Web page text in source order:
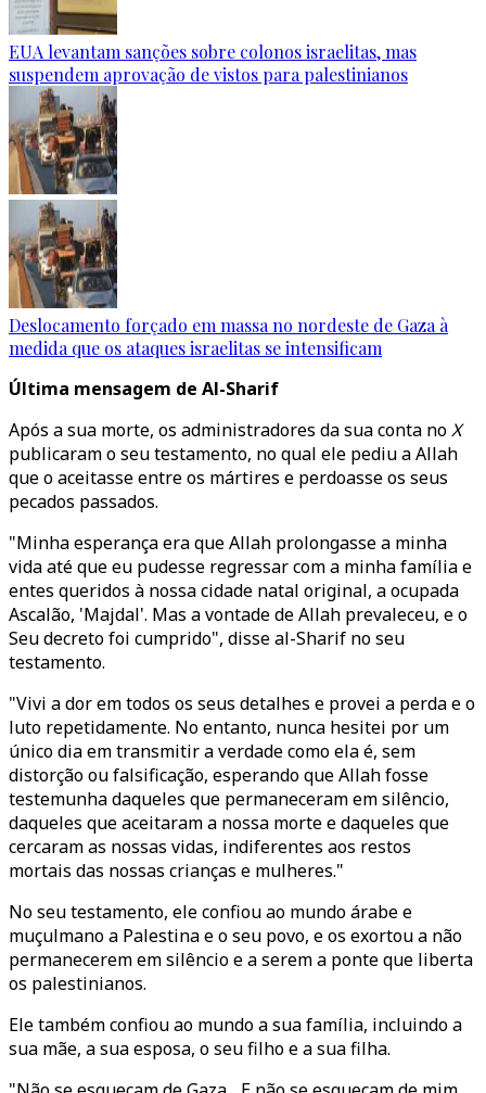
EUA levantam sanções sobre colonos israelitas, mas
suspendem aprovação de vistos para palestinianos
Deslocamento forçado em massa no nordeste de Gaza à
medida que os ataques israelitas se intensificam
Última mensagem de Al-Sharif
Após a sua morte, os administradores da sua conta noX
publicaram o seu testamento, no qual ele pediu a Allah
que o aceitasse entre os mártires e perdoasse os seus
pecados passados.
"Minha esperança era que Allah prolongasse a minha
vida até que eu pudesse regressar com a minha família e
entes queridos à nossa cidade natal original, a ocupada
Ascalão, 'Majdal'. Mas a vontade de Allah prevaleceu, e o
Seu decreto foi cumprido", disse al-Sharif no seu
testamento.
"Vivi a dor em todos os seus detalhes e provei a perda e o
luto repetidamente. No entanto, nunca hesitei por um
único dia em transmitir a verdade como ela é, sem
distorção ou falsificação, esperando que Allah fosse
testemunha daqueles que permaneceram em silêncio,
daqueles que aceitaram a nossa morte e daqueles que
cercaram as nossas vidas, indiferentes aos restos
mortais das nossas crianças e mulheres."
No seu testamento, ele confiou ao mundo árabe e
muçulmano a Palestina e o seu povo, e os exortou a não
permanecerem em silêncio e a serem a ponte que liberta
os palestinianos.
Ele também confiou ao mundo a sua família, incluindo a
sua mãe, a sua esposa, o seu filho e a sua filha.